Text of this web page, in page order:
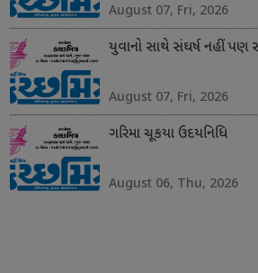
August 07, Fri, 2026
યુવાનો સાથે સંઘર્ષ નહીં પણ
August 07, Fri, 2026
ગરિમા ચૂકયા ઉદયનિધિ
August 06, Thu, 2026